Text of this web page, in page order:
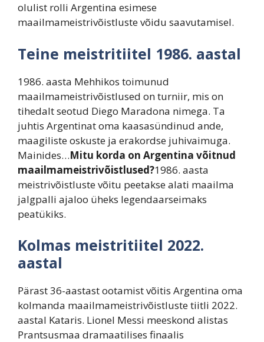
olulist rolli Argentina esimese
maailmameistrivõistluste võidu saavutamisel.
Teine meistritiitel 1986. aastal
1986. aasta Mehhikos toimunud
maailmameistrivõistlused on turniir, mis on
tihedalt seotud Diego Maradona nimega. Ta
juhtis Argentinat oma kaasasündinud ande,
maagiliste oskuste ja erakordse juhivaimuga.
Mainides…Mitu korda on Argentina võitnud
maailmameistrivõistlused?1986. aasta
meistrivõistluste võitu peetakse alati maailma
jalgpalli ajaloo üheks legendaarseimaks
peatükiks.
Kolmas meistritiitel 2022.
aastal
Pärast 36-aastast ootamist võitis Argentina oma
kolmanda maailmameistrivõistluste tiitli 2022.
aastal Kataris. Lionel Messi meeskond alistas
Prantsusmaa dramaatilises finaalis